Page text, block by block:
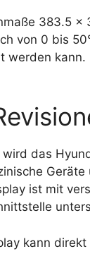
383.5
von 0 bis
das
ist mit
kann